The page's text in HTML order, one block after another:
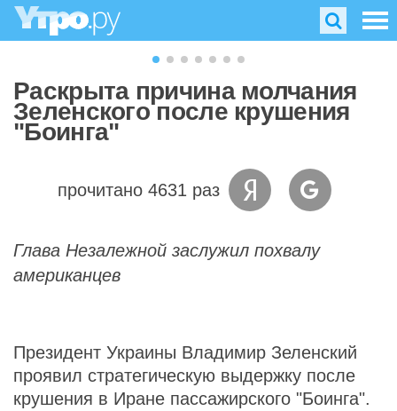
Раскрыта причина молчания
Зеленского после крушения
"Боинга"
прочитано 4631 раз
Глава Незалежной заслужил похвалу
американцев
Президент Украины Владимир Зеленский
проявил стратегическую выдержку после
крушения в Иране пассажирского "Боинга".